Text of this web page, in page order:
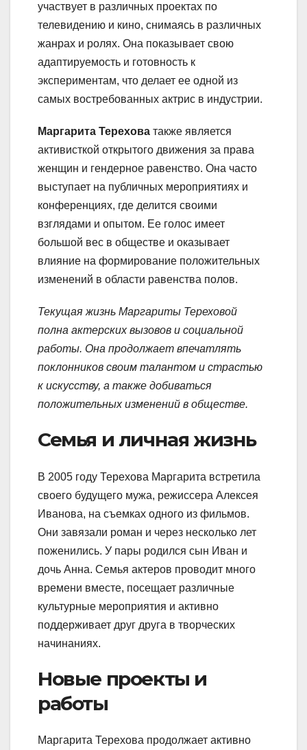
участвует в различных проектах по
телевидению и кино, снимаясь в различных
жанрах и ролях. Она показывает свою
адаптируемость и готовность к
экспериментам, что делает ее одной из
самых востребованных актрис в индустрии.
Маргарита Терехова также является
активисткой открытого движения за права
женщин и гендерное равенство. Она часто
выступает на публичных мероприятиях и
конференциях, где делится своими
взглядами и опытом. Ее голос имеет
большой вес в обществе и оказывает
влияние на формирование положительных
изменений в области равенства полов.
Текущая жизнь Маргариты Тереховой
полна актерских вызовов и социальной
работы. Она продолжает впечатлять
поклонников своим талантом и страстью
к искусству, а также добиваться
положительных изменений в обществе.
Семья и личная жизнь
В 2005 году Терехова Маргарита встретила
своего будущего мужа, режиссера Алексея
Иванова, на съемках одного из фильмов.
Они завязали роман и через несколько лет
поженились. У пары родился сын Иван и
дочь Анна. Семья актеров проводит много
времени вместе, посещает различные
культурные мероприятия и активно
поддерживает друг друга в творческих
начинаниях.
Новые проекты и
работы
Маргарита Терехова продолжает активно